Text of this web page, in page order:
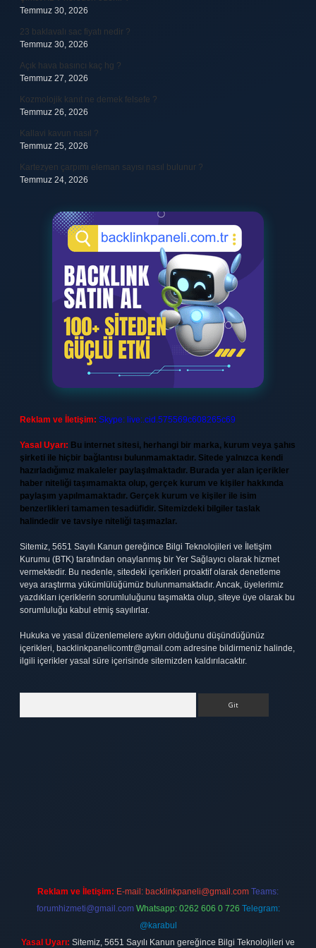
Temmuz 30, 2026
23 baklavalı sac fiyatı nedir ?
Temmuz 30, 2026
Açık hava basıncı kaç hg ?
Temmuz 27, 2026
Kozmolojik kanıt ne demek felsefe ?
Temmuz 26, 2026
Kallavi kavun nasıl ?
Temmuz 25, 2026
Kartezyen çarpımı eleman sayısı nasıl bulunur ?
Temmuz 24, 2026
Reklam ve İletişim: Skype: live:.cid.575569c608265c69
Yasal Uyarı: Bu internet sitesi, herhangi bir marka, kurum veya şahıs
şirketi ile hiçbir bağlantısı bulunmamaktadır. Sitede yalnızca kendi
hazırladığımız makaleler paylaşılmaktadır. Burada yer alan içerikler
haber niteliği taşımamakta olup, gerçek kurum ve kişiler hakkında
paylaşım yapılmamaktadır. Gerçek kurum ve kişiler ile isim
benzerlikleri tamamen tesadüfidir. Sitemizdeki bilgiler taslak
halindedir ve tavsiye niteliği taşımazlar.
Sitemiz, 5651 Sayılı Kanun gereğince Bilgi Teknolojileri ve İletişim
Kurumu (BTK) tarafından onaylanmış bir Yer Sağlayıcı olarak hizmet
vermektedir. Bu nedenle, sitedeki içerikleri proaktif olarak denetleme
veya araştırma yükümlülüğümüz bulunmamaktadır. Ancak, üyelerimiz
yazdıkları içeriklerin sorumluluğunu taşımakta olup, siteye üye olarak bu
sorumluluğu kabul etmiş sayılırlar.
Hukuka ve yasal düzenlemelere aykırı olduğunu düşündüğünüz
içerikleri, backlinkpanelicomtr@gmail.com adresine bildirmeniz halinde,
ilgili içerikler yasal süre içerisinde sitemizden kaldırılacaktır.
Reklam ve İletişim: E-mail: backlinkpaneli@gmail.com Teams:
forumhizmeti@gmail.com Whatsapp: 0262 606 0 726 Telegram:
@karabul
Yasal Uyarı: Sitemiz, 5651 Sayılı Kanun gereğince Bilgi Teknolojileri ve